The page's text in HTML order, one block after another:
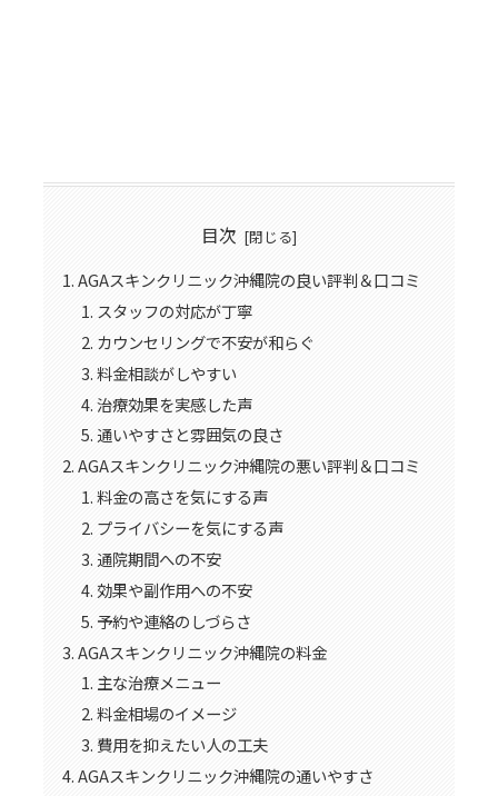
目次
AGAスキンクリニック沖縄院の良い評判＆口コミ
スタッフの対応が丁寧
カウンセリングで不安が和らぐ
料金相談がしやすい
治療効果を実感した声
通いやすさと雰囲気の良さ
AGAスキンクリニック沖縄院の悪い評判＆口コミ
料金の高さを気にする声
プライバシーを気にする声
通院期間への不安
効果や副作用への不安
予約や連絡のしづらさ
AGAスキンクリニック沖縄院の料金
主な治療メニュー
料金相場のイメージ
費用を抑えたい人の工夫
AGAスキンクリニック沖縄院の通いやすさ